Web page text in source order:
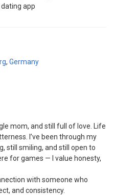
app
, Germany
mom, and still full of love. Life
I’ve been through my
still smiling, and still open to
for games — I value honesty,
with someone who
and consistency.